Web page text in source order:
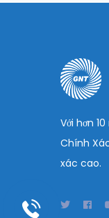
Với hơn
Chính
xác cao.